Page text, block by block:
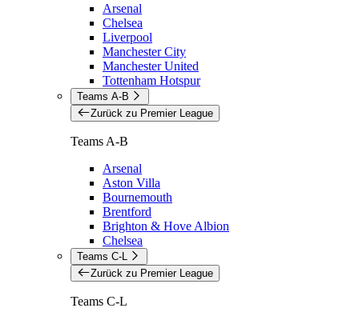
Arsenal
Chelsea
Liverpool
Manchester City
Manchester United
Tottenham Hotspur
Teams A-B
Zurück zu Premier League
Teams A-B
Arsenal
Aston Villa
Bournemouth
Brentford
Brighton & Hove Albion
Chelsea
Teams C-L
Zurück zu Premier League
Teams C-L